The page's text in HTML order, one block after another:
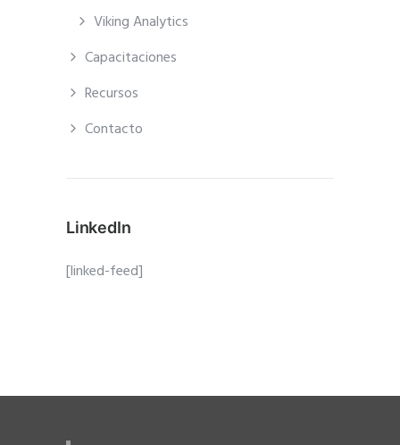
Viking Analytics
Capacitaciones
Recursos
Contacto
LinkedIn
[linked-feed]